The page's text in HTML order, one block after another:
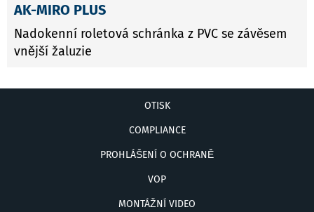
AK-MIRO PLUS
Nadokenní roletová schránka z PVC se závěsem
vnější žaluzie
OTISK
COMPLIANCE
PROHLÁŠENÍ O OCHRANĚ
VOP
MONTÁŽNÍ VIDEO